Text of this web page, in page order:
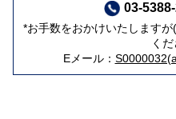
03-5388-
*お手数をおかけいたします
くだ
Eメール：